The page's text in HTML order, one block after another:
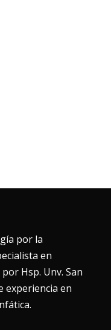
por la
en
Hsp. Unv. San
experiencia en